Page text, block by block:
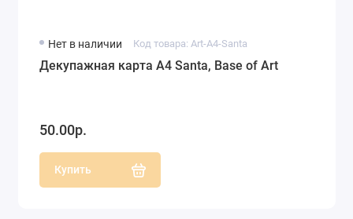
Нет в наличии Код товара: Art-A4-Santa
Декупажная карта А4 Santa, Base of Art
50.00р.
Купить